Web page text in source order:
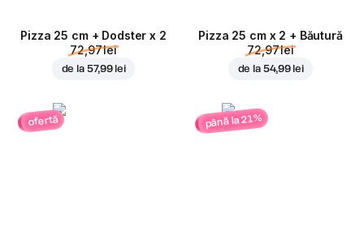
Pizza 25 cm + Dodster x 2
72,97 lei
de la 57,99 lei
Pizza 25 cm x 2 + Băutură
72,97 lei
de la 54,99 lei
ofertă până la 21%